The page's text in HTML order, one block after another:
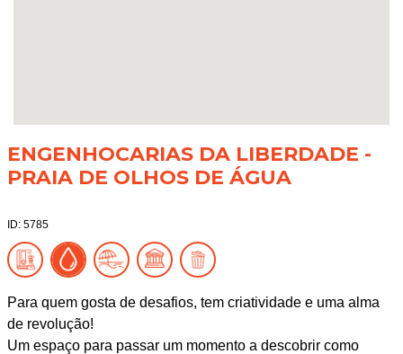
ENGENHOCARIAS DA LIBERDADE -
PRAIA DE OLHOS DE ÁGUA
ID: 5785
Para quem gosta de desafios, tem criatividade e uma alma
de revolução!
Um espaço para passar um momento a descobrir como